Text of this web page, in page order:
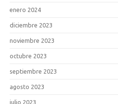
enero 2024
diciembre 2023
noviembre 2023
octubre 2023
septiembre 2023
agosto 2023
julio 2023